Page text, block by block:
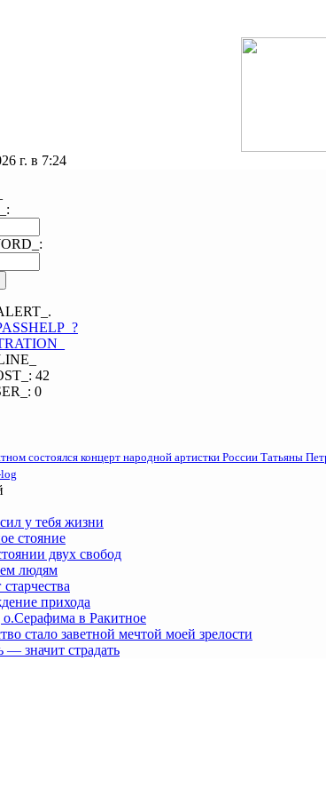
г. в 7:24
42
0
состоялся концерт народной артистки России Татьяны
у тебя жизни
стояние
двух свобод
людям
прихода
о.Серафима в Ракитное
стало заветной мечтой моей зрелости
значит страдать